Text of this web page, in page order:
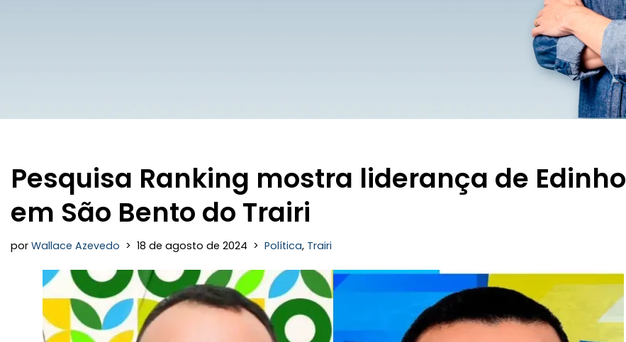
Pesquisa Ranking mostra liderança de Edinho
em São Bento do Trairi
por Wallace Azevedo 18 de agosto de 2024 Política, Trairi